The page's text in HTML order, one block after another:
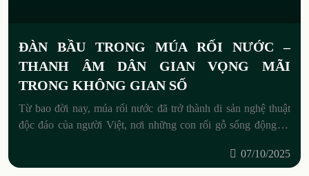
ĐÀN BẦU TRONG MÚA RỐI NƯỚC –
THANH ÂM DÂN GIAN VỌNG MÃI
TRONG KHÔNG GIAN SỐ
Từ bao đời nay, múa rối nước đã trở thành di sản nghệ thuật
độc đáo của người Việt, nơi những con rối gỗ sống động kể
07/10/2025